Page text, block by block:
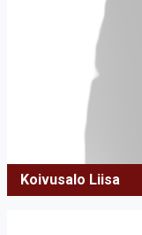
Koivusalo Liisa